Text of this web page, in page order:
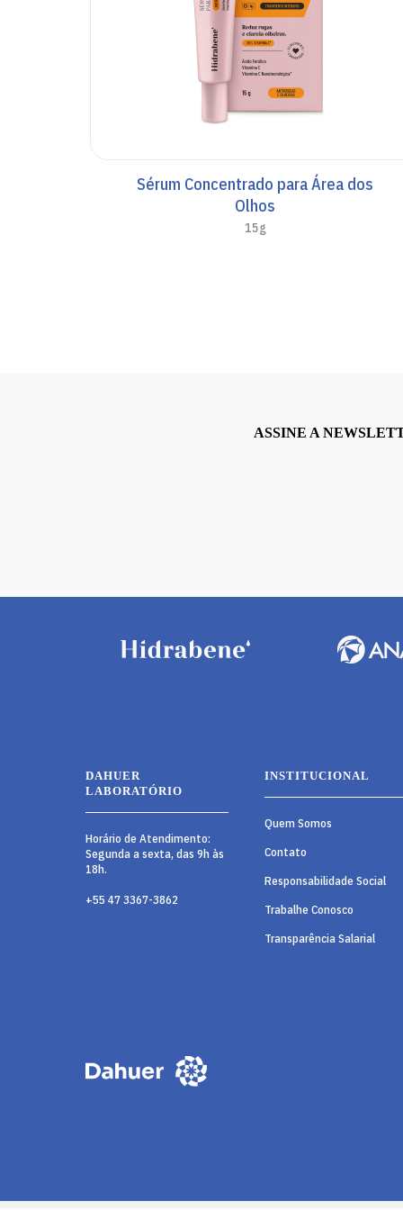
Sérum Concentrado para Área dos
Olhos
15g
ASSINE A
DAHUER
LABORATÓRIO
Horário de Atendimento:
Segunda a sexta, das 9h às
18h.
+55 47 3367-3862
INSTITUCIONAL
Quem Somos
Contato
Responsabilidade Social
Trabalhe Conosco
Transparência Salarial